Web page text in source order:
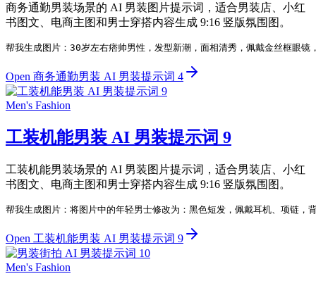
商务通勤男装场景的 AI 男装图片提示词，适合男装店、小红
书图文、电商主图和男士穿搭内容生成 9:16 竖版氛围图。
帮我生成图片：30岁左右痞帅男性，发型新潮，面相清秀，佩戴金丝框眼
Open 商务通勤男装 AI 男装提示词 4
Men's Fashion
工装机能男装 AI 男装提示词 9
工装机能男装场景的 AI 男装图片提示词，适合男装店、小红
书图文、电商主图和男士穿搭内容生成 9:16 竖版氛围图。
帮我生成图片：将图片中的年轻男士修改为：黑色短发，佩戴耳机、项链
Open 工装机能男装 AI 男装提示词 9
Men's Fashion